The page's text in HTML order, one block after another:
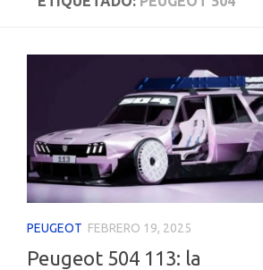
PEUGEOT FEBRERO 19, 2025
Peugeot 504 113: la